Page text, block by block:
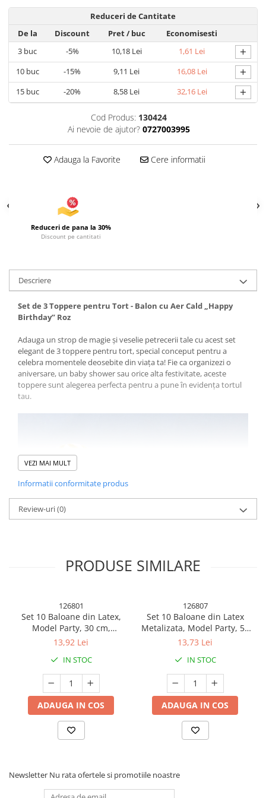
Articole pentru Iluminat
Corpuri de iluminat
Lampi de veghe
Articole si, Echipamente pentru
Transport şi Ridicat
Pelerine, Umbrele si Accesorii
Reduceri de Cantitate
De la
Discount Pret/ buc
Economisesti
3 buc -5% 10,18 Lei 1,61 Lei +
10buc -15% 9,11 Lei 16,08 Lei +
15buc -20% 8,58 Lei 32,16 Lei +
Cod Produs: 130424
Ai nevoie de ajutor? 0727003995
Adauga la Favorite Cere informatii
Reduceri de pana la 30%
Discount pe cantitati
Descriere
Set de 3 Toppere pentru Tort - Balon cu Aer Cald „Happy
Birthday” Roz
Adauga un strop de magie și veselie petrecerii tale cu acest set
elegant de 3 toppere pentru tort, special conceput pentru a
celebra momentele deosebite din viața ta! Fie ca organizezi o
aniversare, un baby shower sau orice alta festivitate, aceste
toppere sunt alegerea perfecta pentru a pune în evidența tortul
tau.
Detalii produs:
Design Atragator: Fiecare topper din set este decorat cu un
frumos balon cu aer și inscripția „Happy Birthday”, realizate
VEZI MAI MULT
Informatii conformitate produs
Review-uri(0)
PRODUSE SIMILARE
126801
Set 10 Baloane din Latex,
Model Party, 30 cm,
Multicolore, 2.8 g
13,92 Lei
IN STOC
ADAUGA IN COS
126807
Set 10 Baloane din Latex
Metalizata, Model Party, 5x
Alb, 5x Nude, 23 cm, 2.2 g
13,73 Lei
IN STOC
ADAUGA IN COS
Newsletter Nu rata ofertele si promotiile noastre